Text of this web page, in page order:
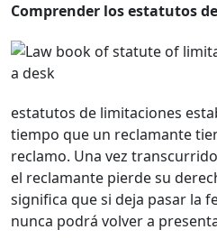
Comprender los estatutos
estatutos de limitaciones
tiempo que un reclamante
reclamo. Una vez
el reclamante pierde su
significa que si deja pasar la
nunca podrá volver a